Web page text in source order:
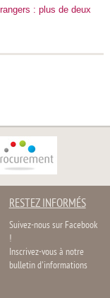
: plus de deux
RESTEZ INFORMÉS
Suivez-nous sur Facebook
!
Inscrivez-vous à notre
bulletin d'informations